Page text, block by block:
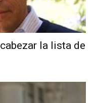
la lista de